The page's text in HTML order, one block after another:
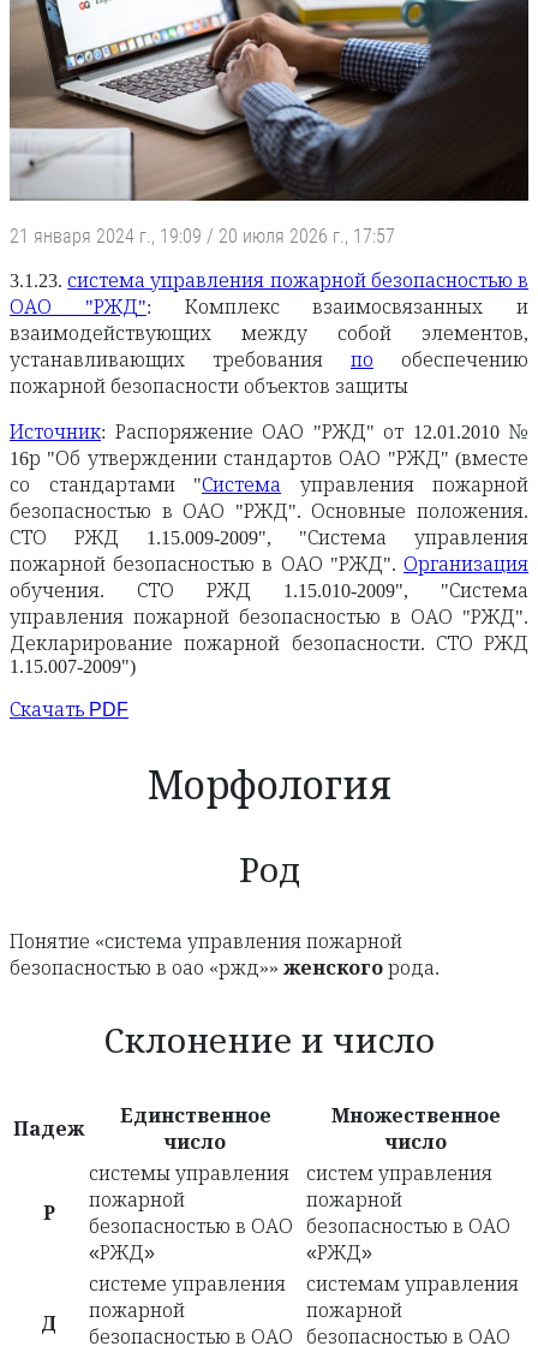
21 января 2024 г., 19:09 / 20 июля 2026 г., 17:57
3.1.23.система управления пожарной безопасностью в
ОАО "РЖД": Комплекс взаимосвязанных и
взаимодействующих между собой элементов,
устанавливающих требования по обеспечению
пожарной безопасности объектов защиты
Источник: Распоряжение ОАО "РЖД" от 12.01.2010 №
16р "Об утверждении стандартов ОАО "РЖД" (вместе
со стандартами "Система
управления пожарной
безопасностью в ОАО "РЖД". Основные положения.
СТО РЖД 1.15.009-2009", "Система управления
пожарной безопасностью в ОАО "РЖД". Организация
обучения. СТО РЖД 1.15.010-2009", "Система
управления пожарной безопасностью в ОАО "РЖД".
Декларирование пожарной безопасности. СТО РЖД
1.15.007-2009")
Скачать PDF
Морфология
Род
Понятие «система управления пожарной
безопасностью в оао «ржд»» женского рода.
Склонение и число
Падеж
Единственное
число
Множественное
число
Р
системы управления
пожарной
безопасностью в ОАО
«РЖД»
систем управления
пожарной
безопасностью в ОАО
«РЖД»
Д
системе управления
пожарной
безопасностью в ОАО
системам управления
пожарной
безопасностью в ОАО